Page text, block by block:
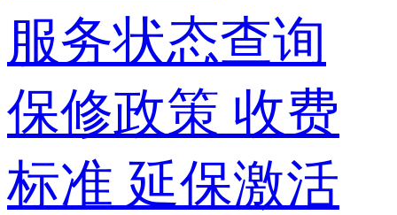
服务状态查询
保修政策 收费
标准 延保激活